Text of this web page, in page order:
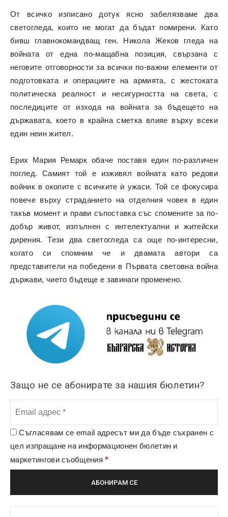
От всичко изписано дотук ясно забелязваме два
светогледа, които не могат да бъдат помирени. Като
бивш главнокомандващ ген. Никола Жеков гледа на
войната от една по-мащабна позиция, свързана с
неговите отговорности за всички по-важни елементи от
подготовката и операциите на армията, с жестоката
политическа реалност и несигурността на света, с
последиците от изхода на войната за бъдещето на
държавата, което в крайна сметка влияе върху всеки
един неин жител.
Ерих Мария Ремарк обаче поставя един по-различен
поглед. Самият той е изживял войната като редови
войник в окопите с всичките ѝ ужаси. Той се фокусира
повече върху страданието на отделния човек в един
такъв момент и прави съпоставка със спомените за по-
добър живот, изпълнен с интелектуални и житейски
дирения. Тези два светогледа са още по-интересни,
когато си спомним че и двамата автори са
представители на победени в Първата световна война
държави, чието бъдеще е завинаги променено.
Защо не се абонирате за нашия бюлетин?
Съгласявам се email адресът ми да бъде съхранен с
цел изпращане на информационен бюлетин и
маркетингови съобщения*